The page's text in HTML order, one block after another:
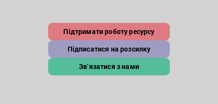
Підтримати роботу ресурсу
Підписатися на розсилку
Зв’язатися з нами